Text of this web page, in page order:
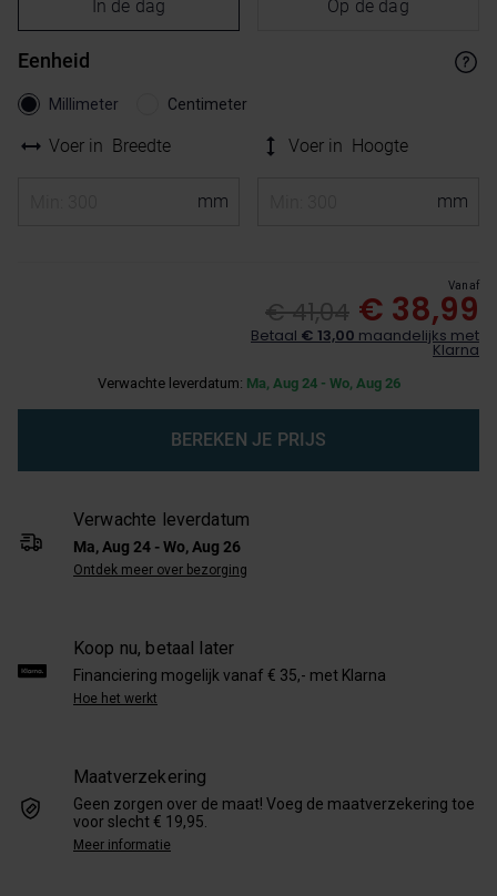
In de dag Op de dag
Eenheid
Millimeter Centimeter
Voer in Breedte Voer in Hoogte
Vanaf
€ 41,04 € 38,99
Betaal € 13,00 maandelijks met
Klarna
Verwachte leverdatum: Ma, Aug 24 - Wo, Aug 26
BEREKEN JE PRIJS
Verwachte leverdatum
Ma, Aug 24 - Wo, Aug 26
Ontdek meer over bezorging
Koop nu, betaal later
Financiering mogelijk vanaf € 35,- met Klarna
Hoe het werkt
Maatverzekering
Geen zorgen over de maat! Voeg de maatverzekering toe
voor slecht € 19,95.
Meer informatie